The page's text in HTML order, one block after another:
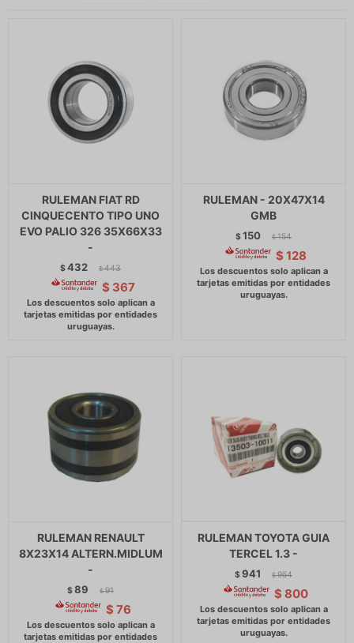
RULEMAN FIAT RD
CINQUECENTO TIPO UNO
EVO PALIO 326 35X66X33
-
$432 $ 443
$ 367
RULEMAN - 20X47X14
GMB
$150 $ 154
$ 128
RULEMAN RENAULT
8X23X14 ALTERN.MIDLUM
-
$89 $ 91
$ 76
RULEMAN TOYOTA GUIA
TERCEL 1.3 -
$941 $ 964
$ 800